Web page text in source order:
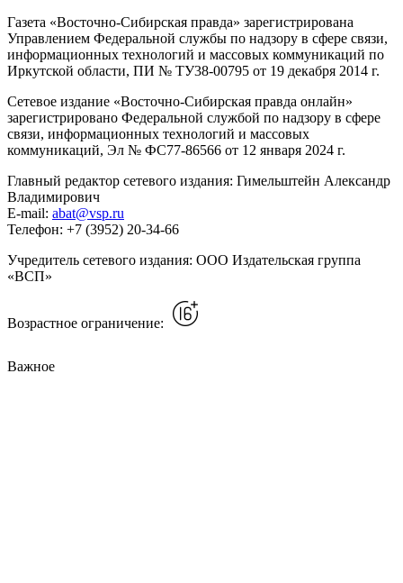
Газета «Восточно-Сибирская правда» зарегистрирована
Управлением Федеральной службы по надзору в сфере связи,
информационных технологий и массовых коммуникаций по
Иркутской области, ПИ № ТУ38-00795 от 19 декабря 2014 г.
Сетевое издание «Восточно-Сибирская правда онлайн»
зарегистрировано Федеральной службой по надзору в сфере
связи, информационных технологий и массовых
коммуникаций, Эл № ФС77-86566 от 12 января 2024 г.
Главный редактор сетевого издания: Гимельштейн Александр
Владимирович
E-mail: abat@vsp.ru
Телефон: +7 (3952) 20-34-66
Учредитель сетевого издания: ООО Издательская группа
«ВСП»
Возрастное ограничение:
Важное